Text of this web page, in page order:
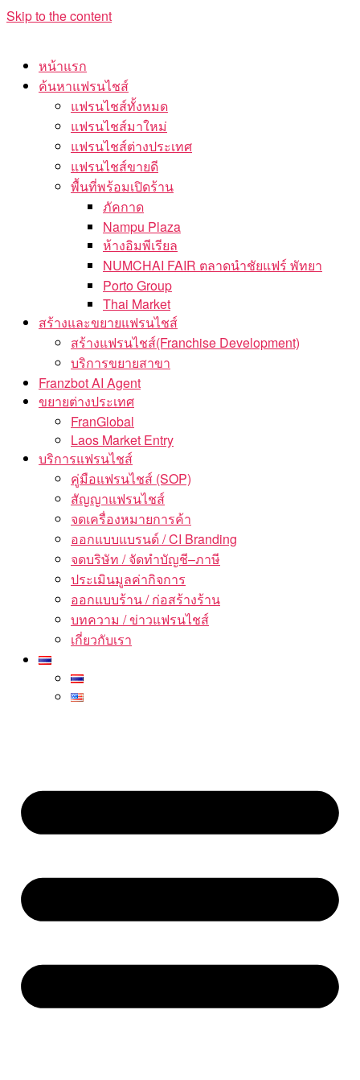
Skip to the content
หน้าแรก
ค้นหาแฟรนไชส์
แฟรนไชส์ทั้งหมด
แฟรนไชส์มาใหม่
แฟรนไชส์ต่างประเทศ
แฟรนไชส์ขายดี
พื้นที่พร้อมเปิดร้าน
ภัคกาด
Nampu Plaza
ห้างอิมพีเรียล
NUMCHAI FAIR ตลาดนำชัยแฟร์ พัทยา
Porto Group
Thai Market
สร้างและขยายแฟรนไชส์
สร้างแฟรนไชส์(Franchise Development)
บริการขยายสาขา
Franzbot AI Agent
ขยายต่างประเทศ
FranGlobal
Laos Market Entry
บริการแฟรนไชส์
คู่มือแฟรนไชส์ (SOP)
สัญญาแฟรนไชส์
จดเครื่องหมายการค้า
ออกแบบแบรนด์ / CI Branding
จดบริษัท / จัดทำบัญชี–ภาษี
ประเมินมูลค่ากิจการ
ออกแบบร้าน / ก่อสร้างร้าน
บทความ / ข่าวแฟรนไชส์
เกี่ยวกับเรา